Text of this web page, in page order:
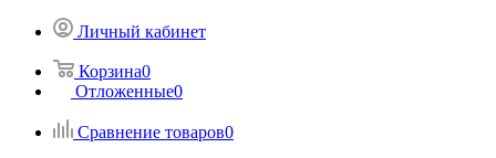
Личный кабинет
Корзина0
Отложенные0
Сравнение товаров0